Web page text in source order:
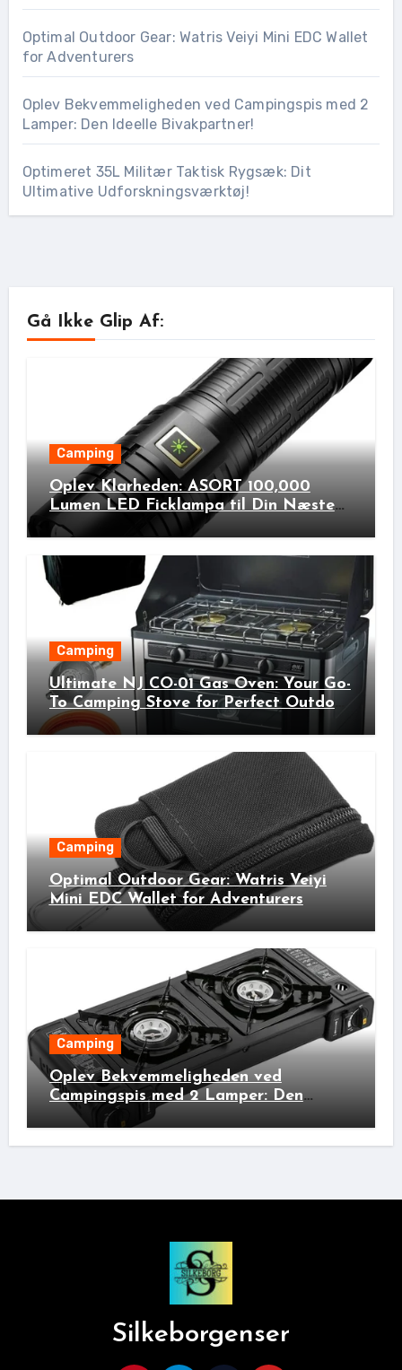
Optimal Outdoor Gear: Watris Veiyi Mini EDC Wallet
for Adventurers
Oplev Bekvemmeligheden ved Campingspis med 2
Lamper: Den Ideelle Bivakpartner!
Optimeret 35L Militær Taktisk Rygsæk: Dit
Ultimative Udforskningsværktøj!
Gå Ikke Glip Af:
Camping
Oplev Klarheden: ASORT 100,000
Lumen LED Ficklampa til Din Næste
Udendørs Eventyr!
Camping
Ultimate NJ CO-01 Gas Oven: Your Go-
To Camping Stove for Perfect Outdoor
Cooking!
Camping
Optimal Outdoor Gear: Watris Veiyi
Mini EDC Wallet for Adventurers
Camping
Oplev Bekvemmeligheden ved
Campingspis med 2 Lamper: Den
Ideelle Bivakpartner!
Silkeborgenser